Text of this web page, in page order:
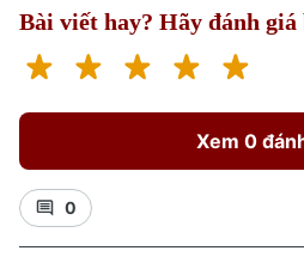
Bài viết hay? Hãy đánh
Xem 0
0